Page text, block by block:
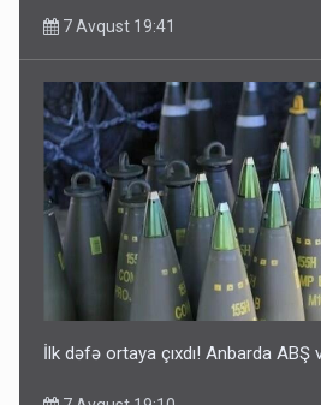
7 Avqust 19:41
İlk dəfə ortaya çıxdı! Anbarda ABŞ